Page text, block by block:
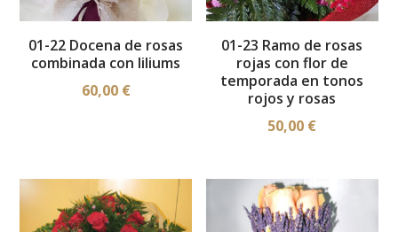
01-22 Docena de rosas
combinada con liliums
60,00 €
01-23 Ramo de rosas
rojas con flor de
temporada en tonos
rojos y rosas
50,00 €